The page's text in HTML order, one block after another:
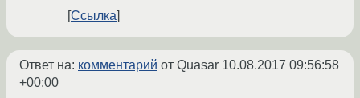
Ссылка
Ответ на: комментарий от Quasar 10.08.2017 09:56:58
+00:00